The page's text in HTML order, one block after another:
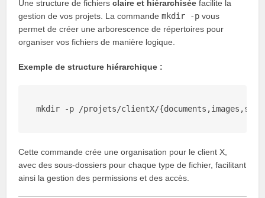
Une structure de fichiersclaire et hiérarchisée facilite la
gestion de vos projets. La commandemkdir -p vous
permet de créer une arborescence de répertoires pour
organiser vos fichiers de manière logique.
Exemple de structure hiérarchique :
mkdir -p
Cette commande crée une organisation pour le client X,
avec des sous-dossiers pour chaque type de fichier, facilitant
ainsi la gestion des permissions et des accès.